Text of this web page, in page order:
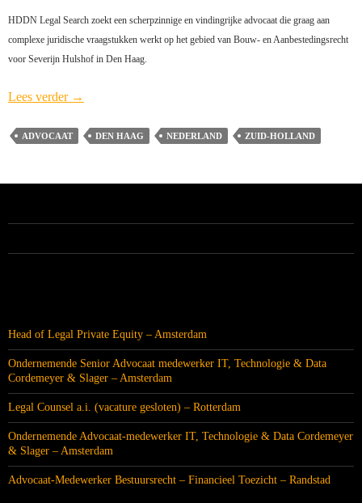
HDDN Legal Search zoekt een scherpzinnige en vindingrijke advocaat die graag aan
complexe juridische vraagstukken werkt op het gebied van Bouw- en Aanbestedingsrecht
voor Severijn Hulshof in Den Haag.
Lees verder Advocaat-
Bouw-
gesloten)
→
ADVOCAAT DEN HAAG NEDERLAND ZUID-HOLLAND
Head of Legal Private Equity – Amsterdam
Ondernemende Senior Advocaat medewerker IT, Technologie & Data
Cordemeyer & Slager – Amsterdam
Legal Counsel a.i. (vacature gesloten) – Rotterdam
Ondernemende Advocaat-medewerker IT, Technologie & Data Cordemeyer
& Slager – Amsterdam
Advocaat-Medewerker Bestuursrecht – Financieel Toezicht – Randstad